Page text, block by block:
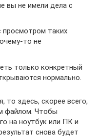
вы не имели дела с
просмотром таких
то не
только конкретный
нормально.
то здесь, скорее всего,
файлом. Чтобы
на ноутбук или ПК и
снова будет